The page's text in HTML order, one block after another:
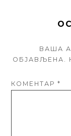
ВАША
ОБЈАВЉЕНА.
КОМЕНТАР*